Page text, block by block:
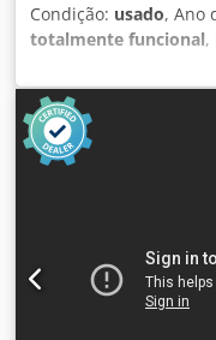
Condição: usado, Ano
totalmente funcional,
funcionamento:7
identificação
comprimido
uma máquina potente
para aplicações que
eficiência energética.
indústria de soluções